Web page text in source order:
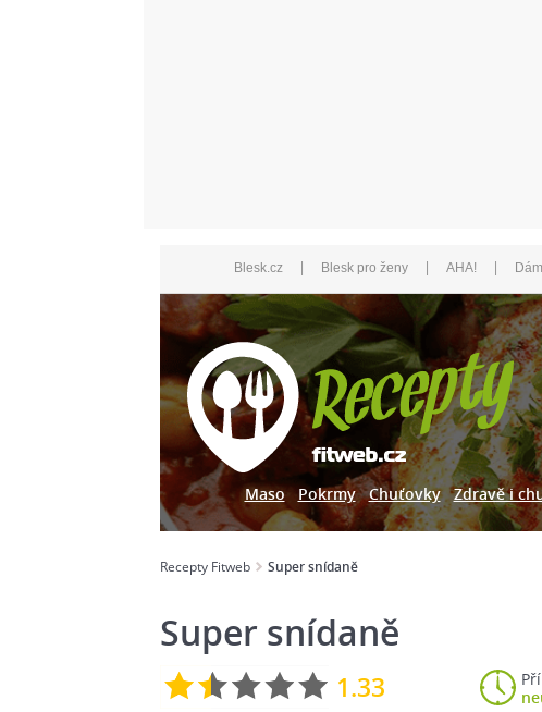
Blesk.cz | Blesk pro ženy | AHA! |
Maso Pokrmy Chuťovky Zdravě i
Recepty Fitweb Super snídaně
Super snídaně
1.33